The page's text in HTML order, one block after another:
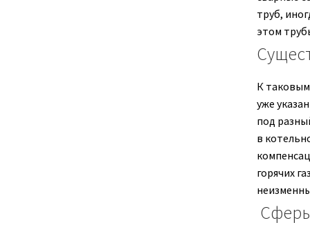
труб,
этом
К
уже
под
в
горячих